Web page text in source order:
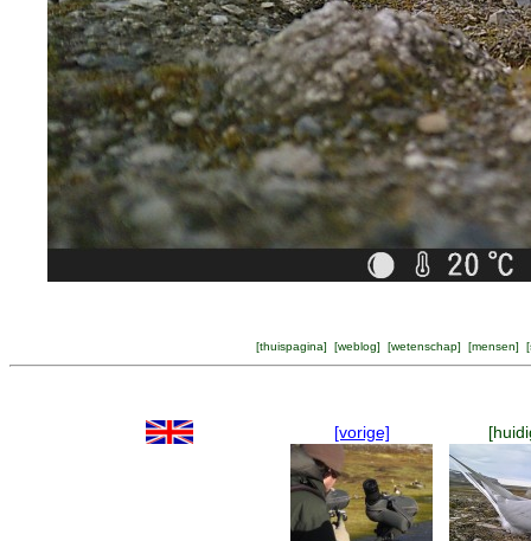
[thuispagina] [weblog] [wetenschap] [mensen] [
[vorige]